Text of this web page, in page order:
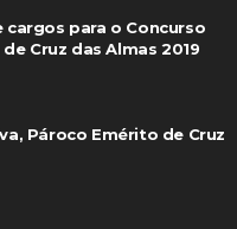
cargos para o Concurso
Cruz das Almas 2019
Pároco Emérito de Cruz